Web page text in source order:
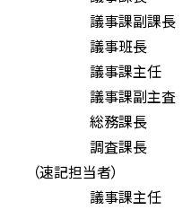
議事課副
議事班
議事課
議事課副
総務課
調査課
（速記担当者）
議事課